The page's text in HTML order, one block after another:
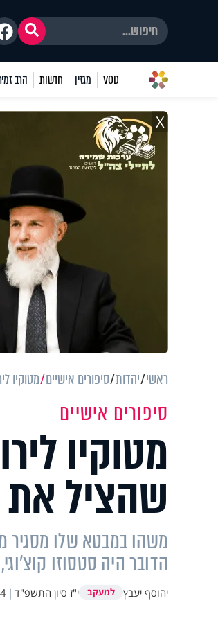
VOD מגזין חדשות הרב
X
ראשי יהדות סיפורים אישיים מטוקיו
סיפורים אישיים
מטוקיו
שהציל את
משהו במבטא שלו מסגיר
הדובר היה סטסוזו
יהוסף יעבץ למעקב י"ז סיון התשפ"ד |